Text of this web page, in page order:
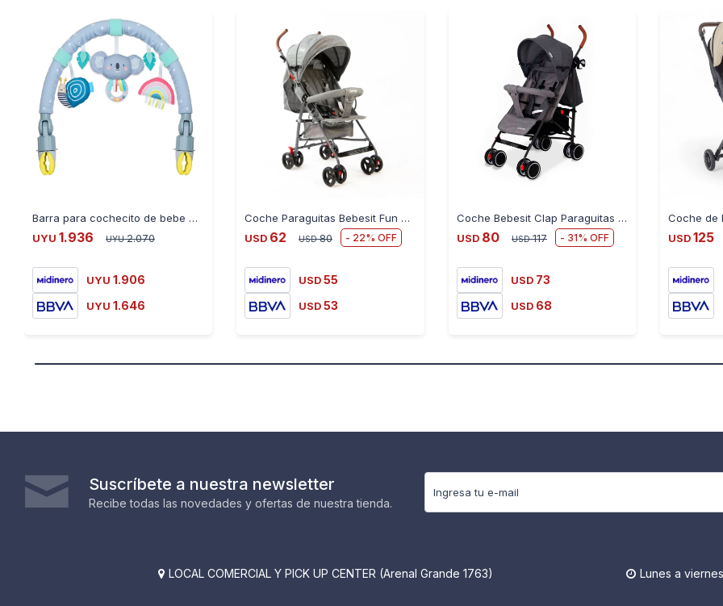
Barra para cochecito de bebe entretenedora Koala T12625
UYU 1.936 UYU 2.070
UYU 1.906
UYU 1.646
Coche Paraguitas Bebesit Fun G310 8 Ruedas - GRIS
USD 62 USD 80 22
USD 55
USD 53
Coche Bebesit Clap Paraguitas Ultraliviano - GRIS
USD 80 USD 117 31
USD 73
USD 68
USD 125
Suscríbete a nuestra newsletter
Recibe todas las novedades y ofertas de nuestra tienda.
 LOCAL COMERCIAL Y PICK UP CENTER (Arenal Grande 1763)  Lunes a